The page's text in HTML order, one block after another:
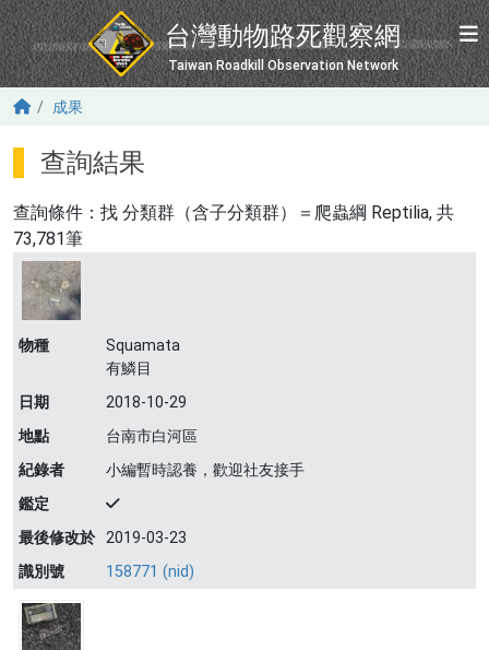
移至主內容
台灣動物路死觀察網
Taiwan Roadkill Observation Network
成果
查詢結果
查詢條件：找 分類群（含子分類群）＝爬蟲綱 Reptilia, 共
73,781筆
物種
Squamata
有鱗目
日期
2018-10-29
地點
台南市白河區
紀錄者
小編暫時認養，歡迎社友接手
鑑定
最後修改於 2019-03-23
識別號
158771 (nid)